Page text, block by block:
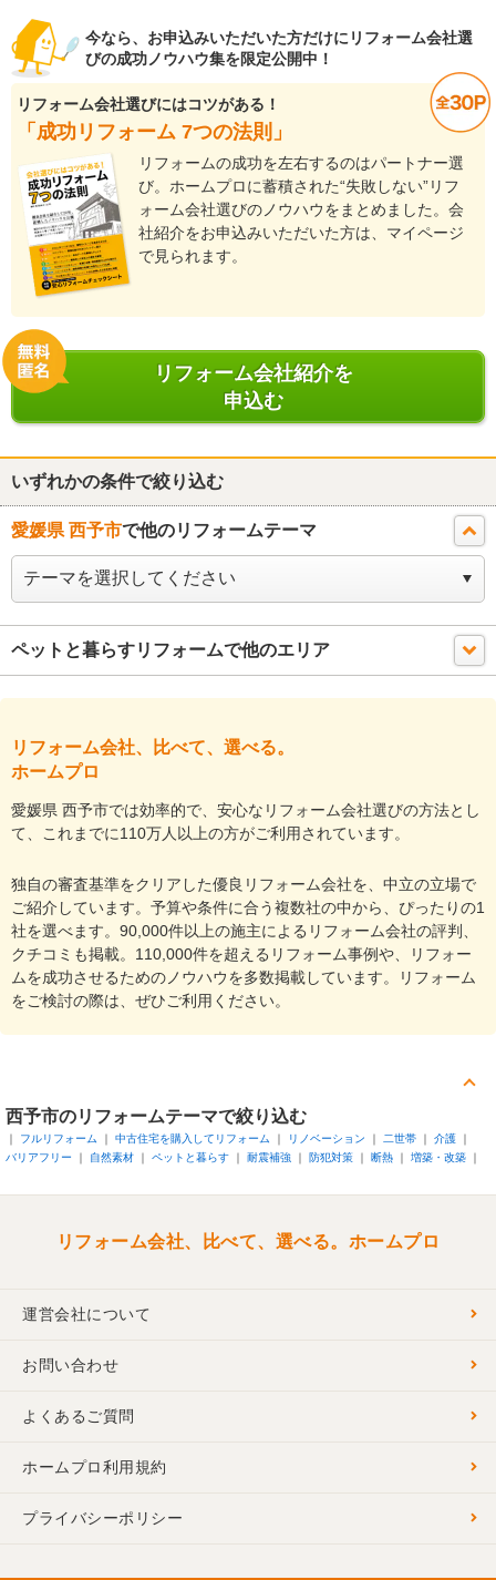
今なら、お申込みいただいた方だけにリフォーム会社選
びの成功ノウハウ集を限定公開中！
リフォーム会社選びにはコツがある！
「成功リフォーム 7つの法則」
リフォームの成功を左右するのはパートナー選
び。ホームプロに蓄積された“失敗しない”リフ
ォーム会社選びのノウハウをまとめました。会
社紹介をお申込みいただいた方は、マイページ
で見られます。
リフォーム会社紹介を
申込む
いずれかの条件で絞り込む
愛媛県 西予市で他のリフォームテーマ
ペットと暮らすリフォームで他のエリア
リフォーム会社、比べて、選べる。
ホームプロ
愛媛県 西予市では効率的で、安心なリフォーム会社選びの方法とし
て、これまでに110万人以上の方がご利用されています。
独自の審査基準をクリアした優良リフォーム会社を、中立の立場で
ご紹介しています。予算や条件に合う複数社の中から、ぴったりの1
社を選べます。90,000件以上の施主によるリフォーム会社の評判、
クチコミも掲載。110,000件を超えるリフォーム事例や、リフォー
ムを成功させるためのノウハウを多数掲載しています。リフォーム
をご検討の際は、ぜひご利用ください。
西予市のリフォームテーマで絞り込む
フルリフォーム 中古住宅を購入してリフォーム リノベーション 二世帯
介護
バリアフリー
自然素材 ペットと暮らす 耐震補強 防犯対策 断熱 増築・改築
リフォーム会社、比べて、選べる。ホームプロ
運営会社について
お問い合わせ
よくあるご質問
ホームプロ利用規約
プライバシーポリシー